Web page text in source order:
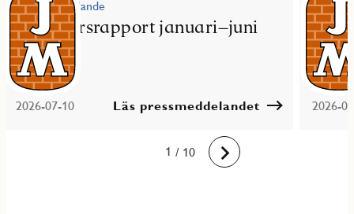
Pressmeddelande
JM delårsrapport januari–juni
2026
2026-07-10 Läs pressmeddelandet
JM
2026-
1
2
3
4
5
6
7
8
9
10 / 10 Framåt